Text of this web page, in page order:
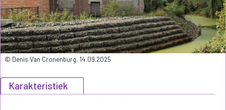
Karakteristiek
© Denis Van Cronenburg, 14.09.2025